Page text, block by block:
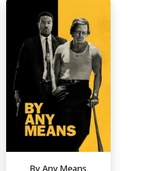
By Any Means